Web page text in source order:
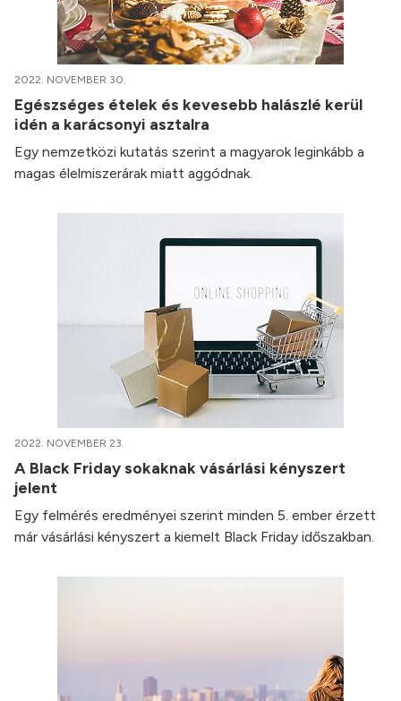
2022. NOVEMBER 30.
Egészséges ételek és kevesebb halászlé kerül
idén a karácsonyi asztalra
Egy nemzetközi kutatás szerint a magyarok leginkább a
magas élelmiszerárak miatt aggódnak.
2022. NOVEMBER 23.
A Black Friday sokaknak vásárlási kényszert
jelent
Egy felmérés eredményei szerint minden 5. ember érzett
már vásárlási kényszert a kiemelt Black Friday időszakban.